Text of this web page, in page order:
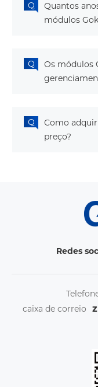
Quantos
módulos
Os módulos
Como
preço?
Redes
caixa de correio